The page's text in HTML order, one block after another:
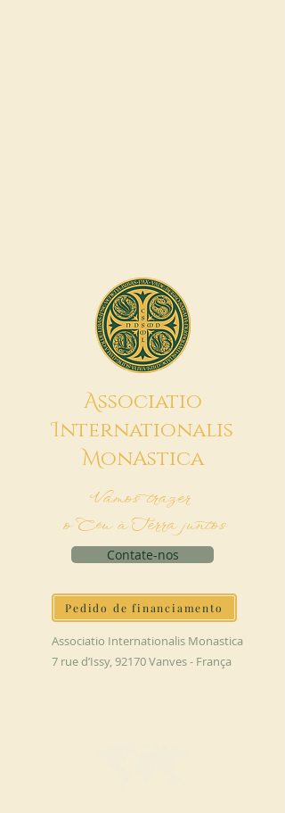
Associatio
Internationalis
MonAstica
Vamos trazer
o Céu à Terra juntos
Contate-nos
Pedido de financiamento
Associatio Internationalis Monastica
7 rue d’Issy, 92170 Vanves - França